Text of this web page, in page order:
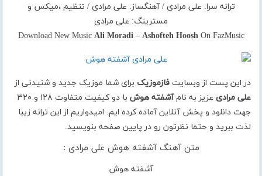
ترانه سرا: علی مرادی / آهنگساز: علی مرادی / تنظیم ،میکس و
مسترینگ: علی مرادی
Download New Music Ali Moradi– Ashofteh HooshOn FazMusic
در این پست از وبسایتفازموزیک برای شما موزیک جدید و شنیدنی از
علی مرادی عزیز به نامآشفته هوش
با دو کیفیت متفاوت ۱۲۸ و ۳۲۰
جهت دانلود و پخش آنلاین آماده کرده ایم. امیدواریم از این ترانه زیبا
لذت ببرید و حتما نظرتون رو در پایین صفحه بنویسید.
متن آهنگ آشفته هوش علی مرادی :
آشفته هوش